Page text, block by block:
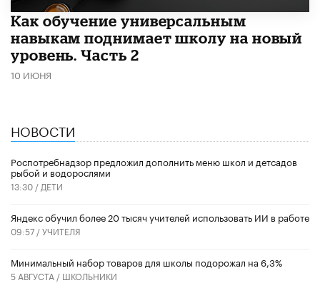
​Как обучение универсальным
навыкам поднимает школу на новый
уровень. Часть 2
10 ИЮНЯ
НОВОСТИ
Роспотребнадзор предложил дополнить меню школ и детсадов
рыбой и водорослями
13:30 / ДЕТИ
​Яндекс обучил более 20 тысяч учителей использовать ИИ в работе
09:57 /УЧИТЕЛЯ
Минимальный набор товаров для школы подорожал на 6,3%
5 АВГУСТА / ШКОЛЬНИКИ